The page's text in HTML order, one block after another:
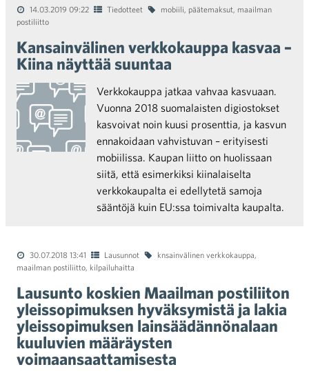
14.03.2019 09:22 Tiedotteet mobiili, päätemaksut, maailman
postiliitto
Kansainvälinen verkkokauppa kasvaa –
Kiina näyttää suuntaa
Verkkokauppa jatkaa vahvaa kasvuaan.
Vuonna 2018 suomalaisten digiostokset
kasvoivat noin kuusi prosenttia, ja kasvun
ennakoidaan vahvistuvan – erityisesti
mobiilissa. Kaupan liitto on huolissaan
siitä, että esimerkiksi kiinalaiselta
verkkokaupalta ei edellytetä samoja
sääntöjä kuin EU:ssa toimivalta kaupalta.
30.07.2018 13:41 Lausunnot knsainvälinen verkkokauppa,
maailman postiliitto, kilpailuhaitta
Lausunto koskien Maailman postiliiton
yleissopimuksen hyväksymistä ja lakia
yleissopimuksen lainsäädännönalaan
kuuluvien määräysten
voimaansaattamisesta